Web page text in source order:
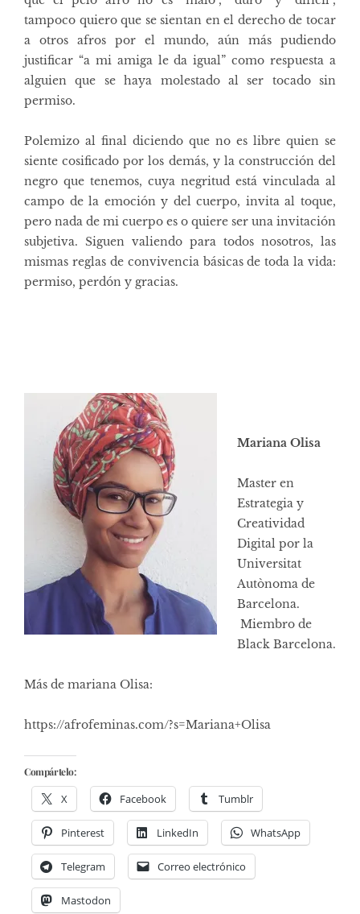
tampoco quiero que se sientan en el derecho de tocar
a otros afros por el mundo, aún más pudiendo
justificar “a mi amiga le da igual” como respuesta a
alguien que se haya molestado al ser tocado sin
permiso.
Polemizo al final diciendo que no es libre quien se
siente cosificado por los demás, y la construcción del
negro que tenemos, cuya negritud está vinculada al
campo de la emoción y del cuerpo, invita al toque,
pero nada de mi cuerpo es o quiere ser una invitación
subjetiva. Siguen valiendo para todos nosotros, las
mismas reglas de convivencia básicas de toda la vida:
permiso, perdón y gracias.
Mariana Olisa
Master en
Estrategia y
Creatividad
Digital por la
Universitat
Autònoma de
Barcelona.
Miembro de
Black Barcelona.
Más de mariana Olisa:
https://afrofeminas.com/?s=Mariana+Olisa
Compártelo:
X Facebook Tumblr
Pinterest LinkedIn WhatsApp
Telegram Correo electrónico
Mastodon